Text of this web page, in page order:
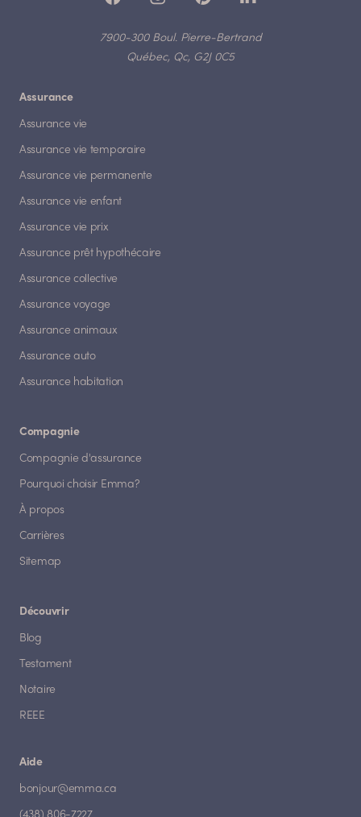
7900-300 Boul. Pierre-Bertrand
Québec, Qc, G2J 0C5
Assurance
Assurance vie
Assurance vie temporaire
Assurance vie permanente
Assurance vie enfant
Assurance vie prix
Assurance prêt hypothécaire
Assurance collective
Assurance voyage
Assurance animaux
Assurance auto
Assurance habitation
Compagnie
Compagnie d'assurance
Pourquoi choisir Emma?
À propos
Carrières
Sitemap
Découvrir
Blog
Testament
Notaire
REEE
Aide
bonjour@emma.ca
(438) 806-7227